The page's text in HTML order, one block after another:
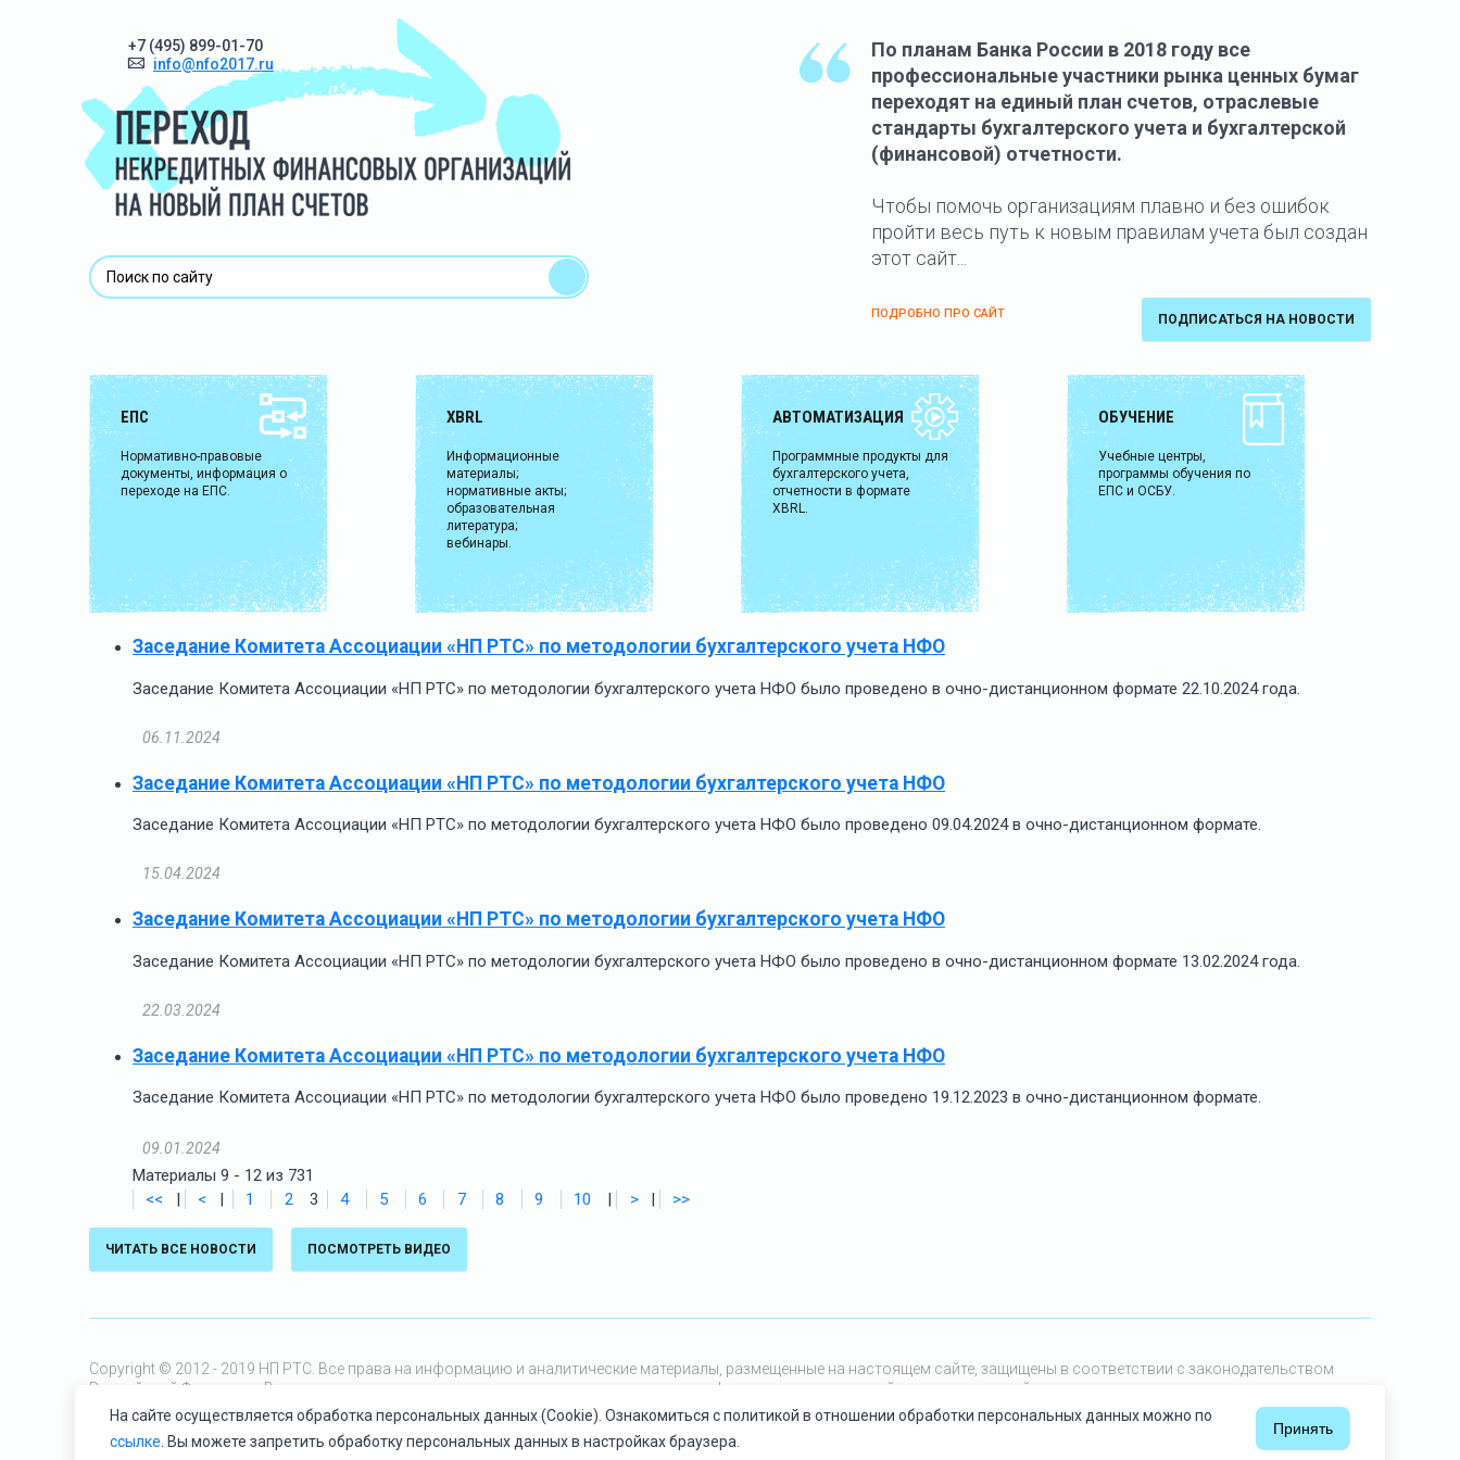
+7 (495) 899-01-70
8 info@nfo2017.ru
По планам Банка России в 2018 году все
профессиональные участники рынка ценных бумаг
переходят на единый план счетов, отраслевые
стандарты бухгалтерского учета и бухгалтерской
(финансовой) отчетности.
Чтобы помочь организациям плавно и без ошибок
пройти весь путь к новым правилам учета был создан
этот сайт...
ПОДРОБНО ПРО САЙТ ПОДПИСАТЬСЯ НА НОВОСТИ
ЕПС
Нормативно-правовые
документы, информация о
переходе на ЕПС.
XBRL
Информационные
материалы;
нормативные акты;
образовательная
литература;
вебинары.
АВТОМАТИЗАЦИЯ
Программные продукты для
бухгалтерского учета,
отчетности в формате
XBRL.
ОБУЧЕНИЕ
Учебные центры,
программы обучения по
ЕПС и ОСБУ.
Заседание Комитета Ассоциации «НП РТС» по методологии бухгалтерского учета НФО
Заседание Комитета Ассоциации «НП РТС» по методологии бухгалтерского учета НФО было проведено в очно-дистанционном формате 22.10.2024 года.
06.11.2024
Заседание Комитета Ассоциации «НП РТС» по методологии бухгалтерского учета НФО
Заседание Комитета Ассоциации «НП РТС» по методологии бухгалтерского учета НФО было проведено 09.04.2024 в очно-дистанционном формате.
15.04.2024
Заседание Комитета Ассоциации «НП РТС» по методологии бухгалтерского учета НФО
Заседание Комитета Ассоциации «НП РТС» по методологии бухгалтерского учета НФО было проведено в очно-дистанционном формате 13.02.2024 года.
22.03.2024
Заседание Комитета Ассоциации «НП РТС» по методологии бухгалтерского учета НФО
Заседание Комитета Ассоциации «НП РТС» по методологии бухгалтерского учета НФО было проведено 19.12.2023 в очно-дистанционном формате.
09.01.2024
Материалы 9 - 12 из 731
<<
| < | 1 2 3 4 5 6 7 8 9 10 | > | >>
ЧИТАТЬ ВСЕ НОВОСТИ ПОСМОТРЕТЬ ВИДЕО
Copyright © 2012 - 2019 НП РТС. Все права на информацию и аналитические материалы, размещенные на настоящем сайте, защищены в соответствии с законодательством
Российской Федерации. Воспроизведение, распространение и иное использование информации, размещенной на настоящем сайте, или ее части допускается только с
предварительного письменного согласия НП РТС.
ИНФОРМАЦИЯ О ВЛАДЕЛЬЦЕ САЙТА ПОЛИТИКА ОБРАБОТКИ ПДН
На сайте осуществляется обработка персональных данных (Cookie). Ознакомиться с политикой в отношении обработки персональных данных можно по
ссылке . Вы можете запретить обработку персональных данных в настройках браузера.
Принять